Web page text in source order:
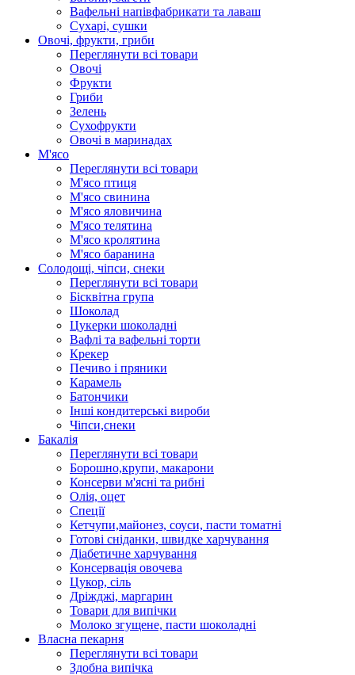
Вафельні напівфабрикати та лаваш
Сухарі, сушки
Овочі, фрукти, гриби
Переглянути всі товари
Овочі
Фрукти
Гриби
Зелень
Сухофрукти
Овочі в маринадах
М'ясо
Переглянути всі товари
М'ясо птиця
М'ясо свинина
М'ясо яловичина
М'ясо телятина
М'ясо кролятина
М'ясо баранина
Солодощі, чіпси, снеки
Переглянути всі товари
Бісквітна група
Шоколад
Цукерки шоколадні
Вафлі та вафельні торти
Крекер
Печиво і пряники
Карамель
Батончики
Інші кондитерські вироби
Чіпси,снеки
Бакалія
Переглянути всі товари
Борошно,крупи, макарони
Консерви м'ясні та рибні
Олія, оцет
Спеції
Кетчупи,майонез, соуси, пасти томатні
Готові сніданки, швидке харчування
Діабетичне харчування
Консервація овочева
Цукор, сіль
Дріжджі, маргарин
Товари для випічки
Молоко згущене, пасти шоколадні
Власна пекарня
Переглянути всі товари
Здобна випічка